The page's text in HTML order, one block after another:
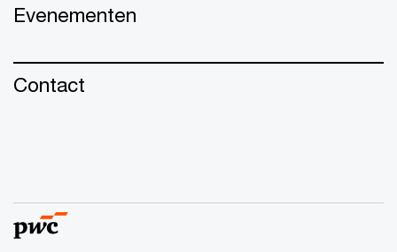
Evenementen
Contact